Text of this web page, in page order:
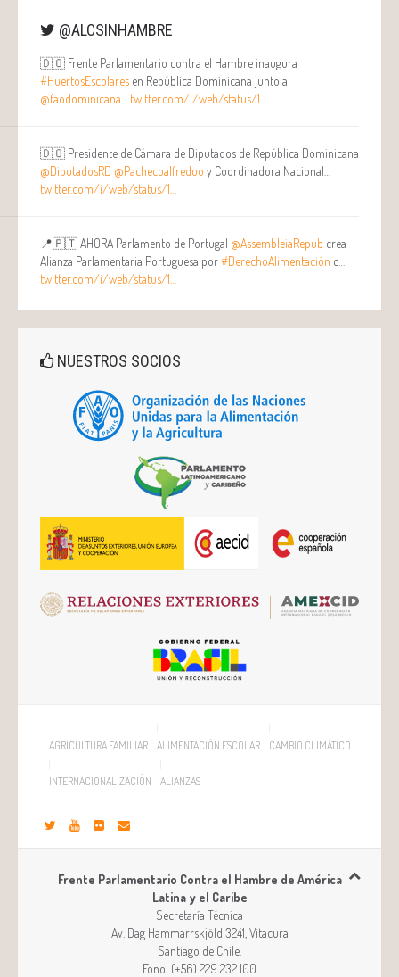
@ALCSINHAMBRE
🇩🇴 Frente Parlamentario contra el Hambre inaugura
#HuertosEscolares en República Dominicana junto a
@faodominicana
twitter.com/i/web/status/1…
🇩🇴 Presidente de Cámara de Diputados de República Dominicana
@DiputadosRD @Pachecoalfredoo y Coordinadora Nacional…
twitter.com/i/web/status/1…
📍🇵🇹 AHORA Parlamento de Portugal @AssembleiaRepub crea
Alianza Parlamentaria Portuguesa por#DerechoAlimentación c…
twitter.com/i/web/status/1…
NUESTROS SOCIOS
AGRICULTURA FAMILIAR ALIMENTACIÓN ESCOLAR CAMBIO CLIMÁTICO
INTERNACIONALIZACIÓN ALIANZAS
Frente Parlamentario Contra el Hambre de América
Latina y el Caribe
Secretaría Técnica
Av. Dag Hammarrskjöld 3241, Vitacura
Santiago de Chile
Fono: (+56) 229 232 100